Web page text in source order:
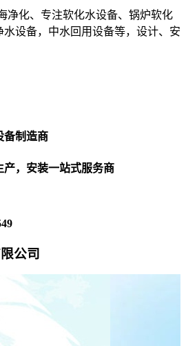
净化、专注软化水设备、锅炉软化
设备，中水回用设备等，设计、安
备制造商
，安装一站式服务商
公司